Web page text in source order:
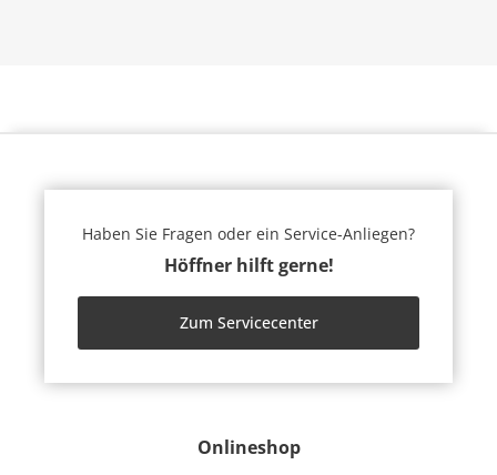
Onlineshop
Haben Sie Fragen oder ein Service-Anliegen?
Höffner hilft gerne!
Zum Servicecenter